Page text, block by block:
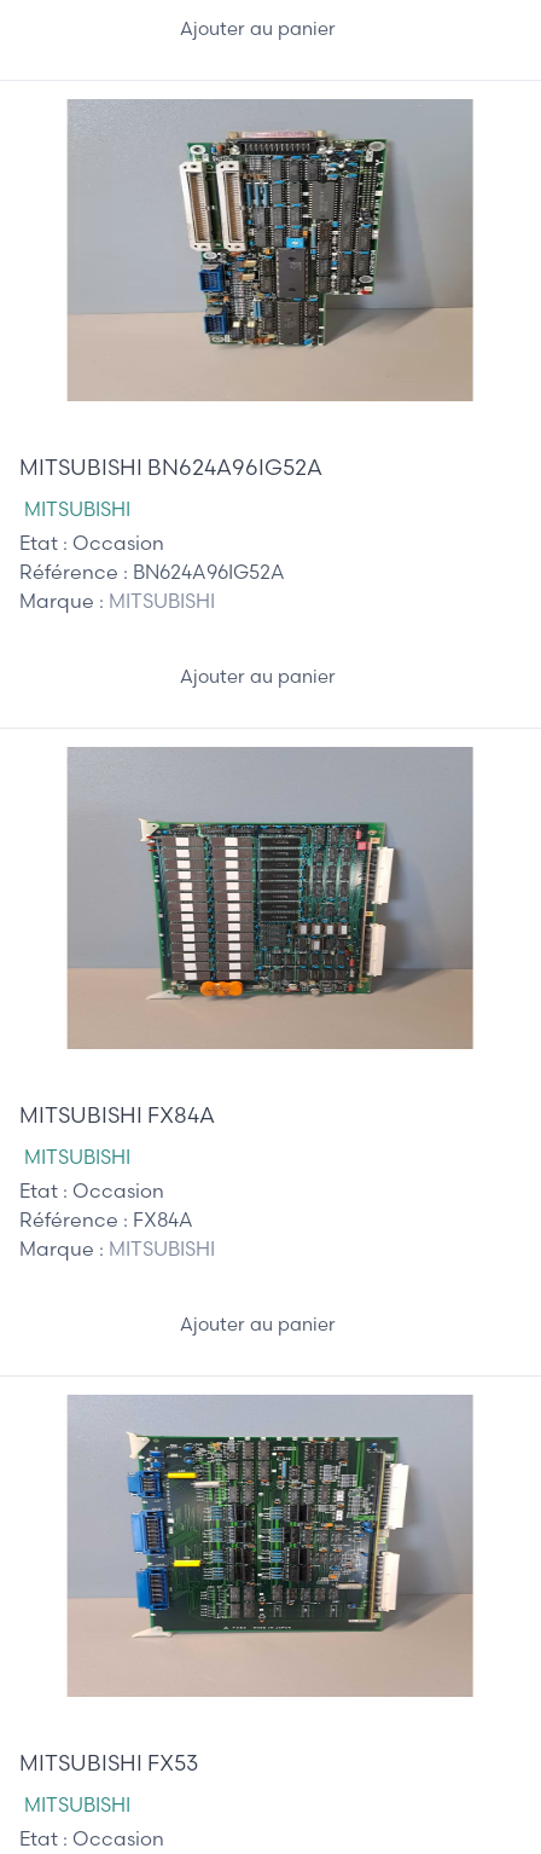
Ajouter au panier
MITSUBISHI BN624A96IG52A
MITSUBISHI
Etat : Occasion
Référence : BN624A96IG52A
Marque : MITSUBISHI
Ajouter au panier
MITSUBISHI FX84A
MITSUBISHI
Etat : Occasion
Référence : FX84A
Marque : MITSUBISHI
Ajouter au panier
MITSUBISHI FX53
MITSUBISHI
Etat : Occasion